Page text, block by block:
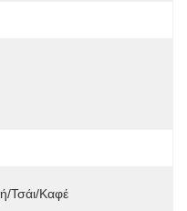
Τσάι/Καφέ